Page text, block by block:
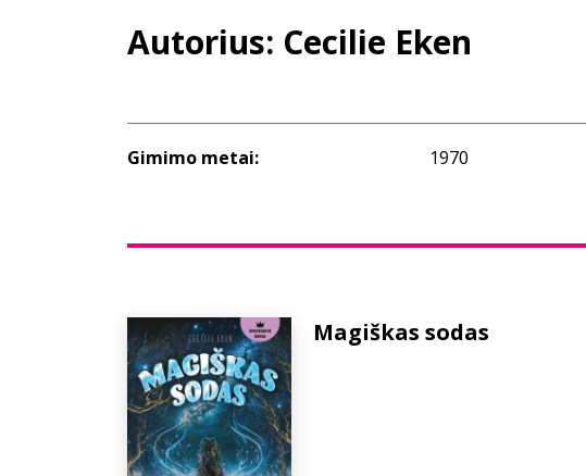
Autorius: Cecilie Eken
Gimimo metai: 1970
Magiškas sodas